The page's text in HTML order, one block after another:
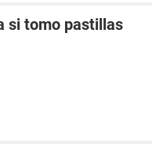
si tomo pastillas